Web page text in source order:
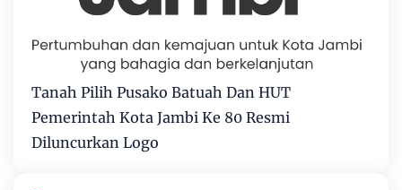
Tanah Pilih Pusako Batuah Dan HUT
Pemerintah Kota Jambi Ke 80 Resmi
Diluncurkan Logo